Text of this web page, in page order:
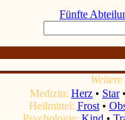
Fünfte
Medizin: Herz • Star
Heilmittel: Frost•